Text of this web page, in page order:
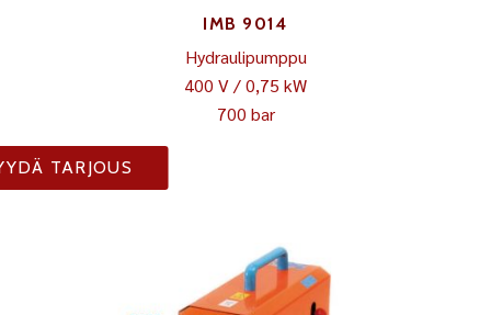
IMB 9014
Hydraulipumppu
400 V / 0,75 kW
700 bar
TARJOUS